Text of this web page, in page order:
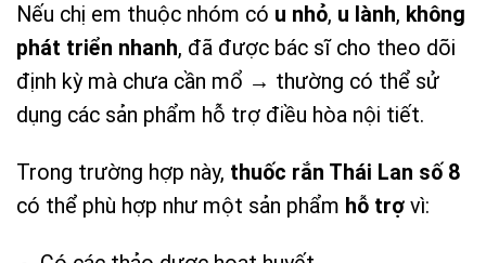
Nếu chị em thuộc nhóm có u nhỏ, u lành, không
phát triển nhanh, đã được bác sĩ cho theo dõi
định kỳ mà chưa cần mổ → thường có thể sử
dụng các sản phẩm hỗ trợ điều hòa nội tiết.
Trong trường hợp này, thuốc rắn Thái Lan số 8
có thể phù hợp như một sản phẩm hỗ trợ vì: